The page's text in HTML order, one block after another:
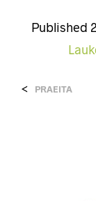
Published
< PRAEITA